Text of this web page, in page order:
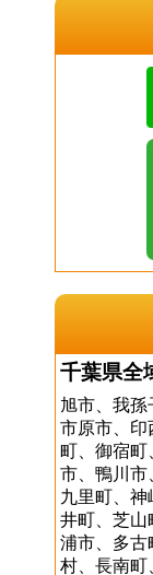
千葉県全
旭市、我孫
市原市、印
町、御宿町
市、鴨川市
九里町、神
井町、芝山
浦市、多古
村、長南町